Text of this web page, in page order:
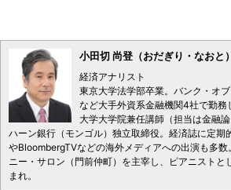
小田切 尚登（おだぎり・なおと）
経済アナリスト
東京大学法学部卒業。バンク・オ
など大手外資系金融機関4社で勤
大学大学院兼任講師（担当は金融
ハーン銀行（モンゴル）独立取締役。経済誌に定期
やBloombergTVなどの海外メディアへの出演も多数
ニー・サロン（門前仲町）を主宰し、ピアニストと
まれ。